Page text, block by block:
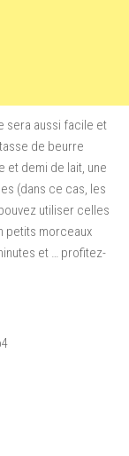
sera aussi facile et
de beurre
et demi de lait, une
(dans ce cas, les
utiliser celles
petits morceaux
et … profitez-